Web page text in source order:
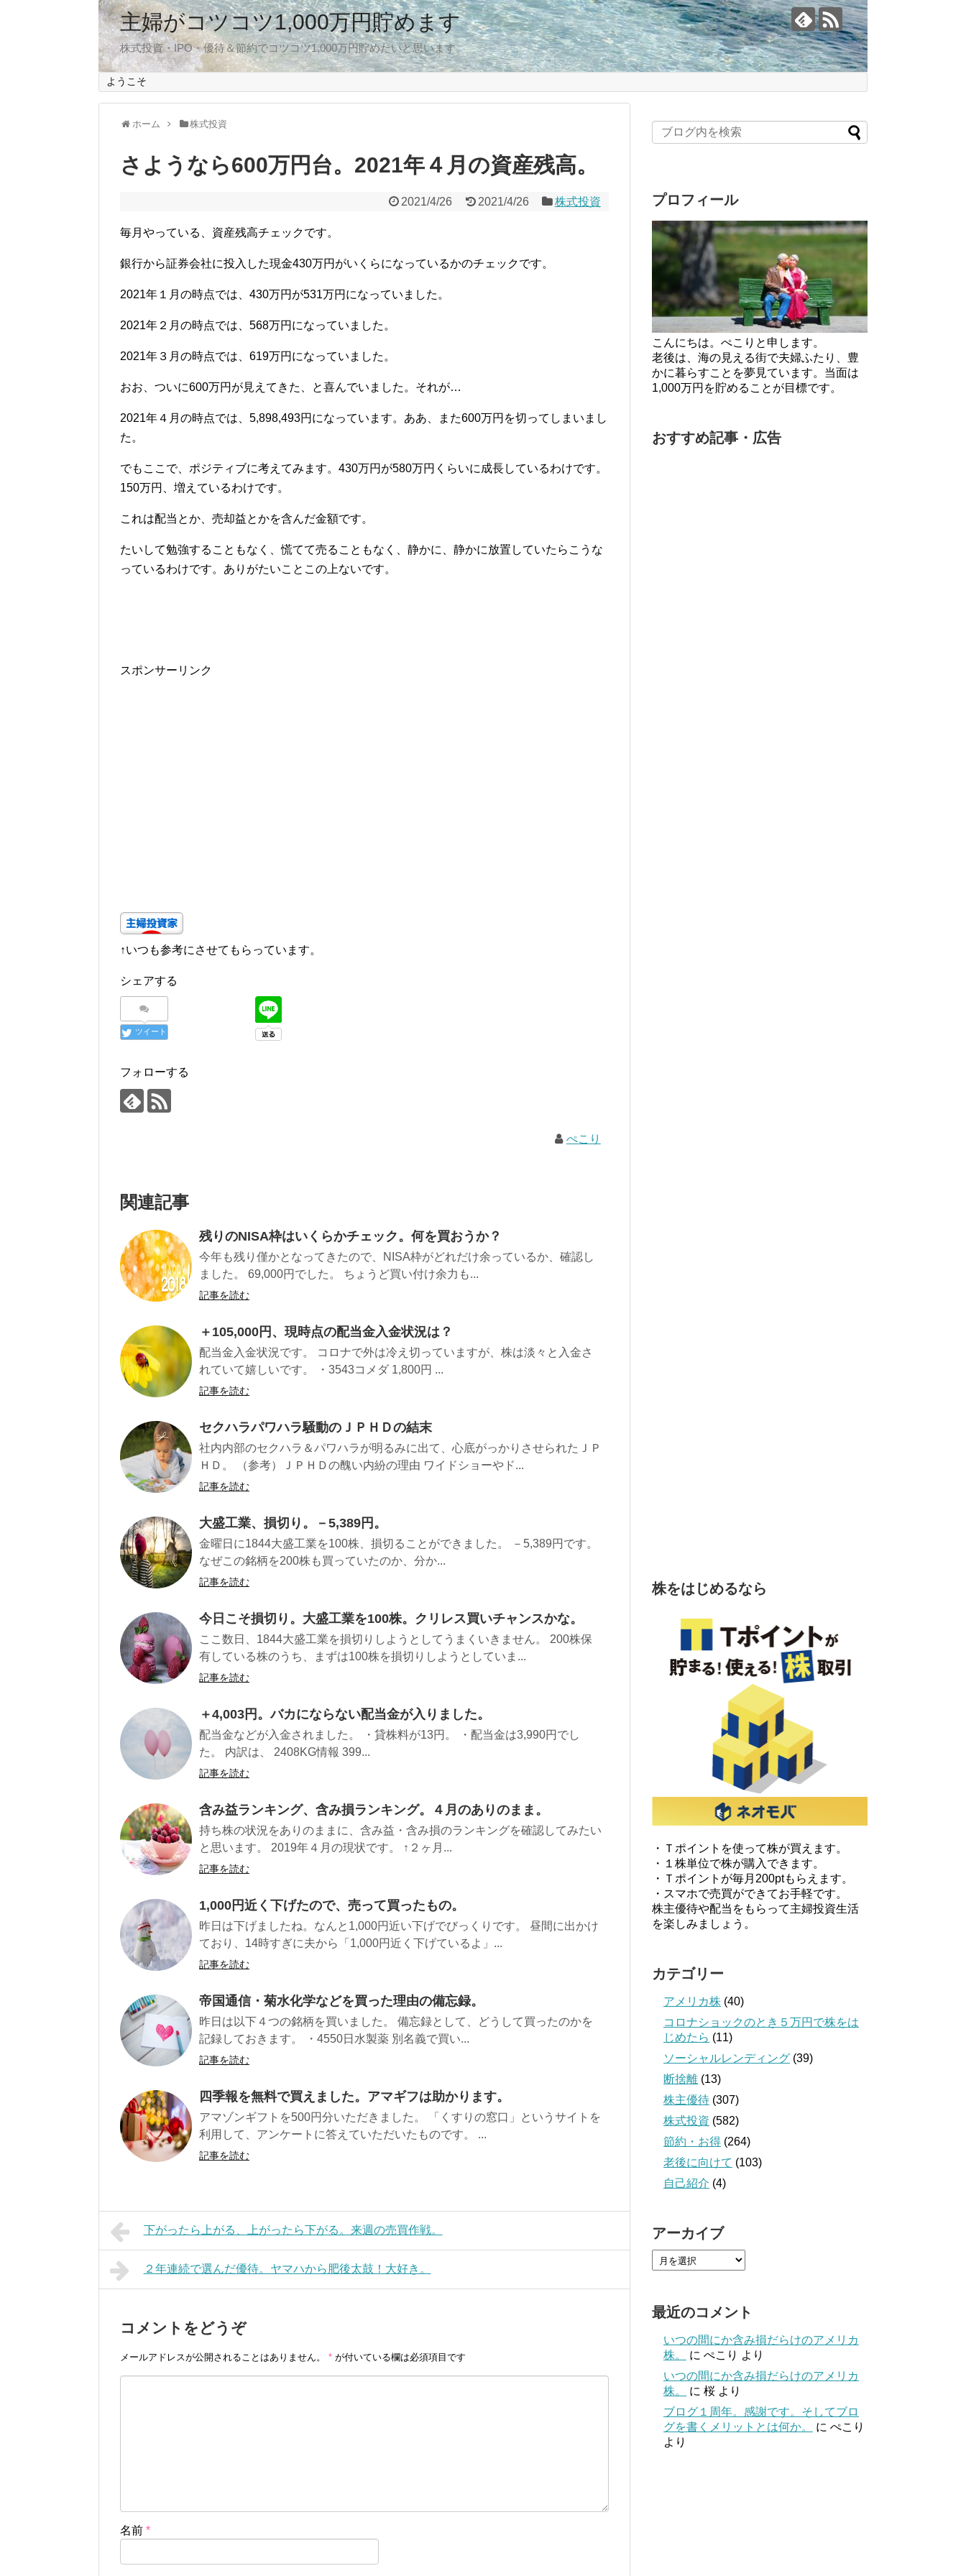
主婦がコツコツ1,000万円貯めます
株式投資・IPO・優待＆節約でコツコツ1,000万円貯めたいと思います。
ようこそ
ホーム 株式投資
さようなら600万円台。2021年４月の資産残高。
2021/4/26 2021/4/26 株式投資
毎月やっている、資産残高チェックです。
銀行から証券会社に投入した現金430万円がいくらになっているかのチェックです。
2021年１月の時点では、430万円が531万円になっていました。
2021年２月の時点では、568万円になっていました。
2021年３月の時点では、619万円になっていました。
おお、ついに600万円が見えてきた、と喜んでいました。それが…
2021年４月の時点では、5,898,493円になっています。ああ、また600万円を切ってしまいまし
た。
でもここで、ポジティブに考えてみます。430万円が580万円くらいに成長しているわけです。
150万円、増えているわけです。
これは配当とか、売却益とかを含んだ金額です。
たいして勉強することもなく、慌てて売ることもなく、静かに、静かに放置していたらこうな
っているわけです。ありがたいことこの上ないです。
スポンサーリンク
↑いつも参考にさせてもらっています。
シェアする
ツイート
フォローする
ぺこり
関連記事
残りのNISA枠はいくらかチェック。何を買おうか？
今年も残り僅かとなってきたので、NISA枠がどれだけ余っているか、確認し
ました。 69,000円でした。 ちょうど買い付け余力も...
記事を読む
＋105,000円、現時点の配当金入金状況は？
配当金入金状況です。 コロナで外は冷え切っていますが、株は淡々と入金さ
れていて嬉しいです。 ・3543コメダ 1,800円 ...
記事を読む
セクハラパワハラ騒動のＪＰＨＤの結末
社内内部のセクハラ＆パワハラが明るみに出て、心底がっかりさせられたＪＰ
ＨＤ。 （参考）ＪＰＨＤの醜い内紛の理由 ワイドショーやド...
記事を読む
大盛工業、損切り。－5,389円。
金曜日に1844大盛工業を100株、損切ることができました。 －5,389円です。
なぜこの銘柄を200株も買っていたのか、分か...
記事を読む
今日こそ損切り。大盛工業を100株。クリレス買いチャンスかな。
ここ数日、1844大盛工業を損切りしようとしてうまくいきません。 200株保
有している株のうち、まずは100株を損切りしようとしていま...
記事を読む
＋4,003円。バカにならない配当金が入りました。
配当金などが入金されました。 ・貸株料が13円。 ・配当金は3,990円でし
た。 内訳は、 2408KG情報 399...
記事を読む
含み益ランキング、含み損ランキング。４月のありのまま。
持ち株の状況をありのままに、含み益・含み損のランキングを確認してみたい
と思います。 2019年４月の現状です。 ↑２ヶ月...
記事を読む
1,000円近く下げたので、売って買ったもの。
昨日は下げましたね。なんと1,000円近い下げでびっくりです。 昼間に出かけ
ており、14時すぎに夫から「1,000円近く下げているよ」...
記事を読む
帝国通信・菊水化学などを買った理由の備忘録。
昨日は以下４つの銘柄を買いました。 備忘録として、どうして買ったのかを
記録しておきます。 ・4550日水製薬 別名義で買い...
記事を読む
四季報を無料で買えました。アマギフは助かります。
アマゾンギフトを500円分いただきました。 「くすりの窓口」というサイトを
利用して、アンケートに答えていただいたものです。 ...
記事を読む
下がったら上がる、上がったら下がる。来週の売買作戦。
２年連続で選んだ優待。ヤマハから肥後太鼓！大好き。
コメントをどうぞ
メールアドレスが公開されることはありません。 * が付いている欄は必須項目です
名前 *
プロフィール
こんにちは。ぺこりと申します。
老後は、海の見える街で夫婦ふたり、豊
かに暮らすことを夢見ています。当面は
1,000万円を貯めることが目標です。
おすすめ記事・広告
株をはじめるなら
・Ｔポイントを使って株が買えます。
・１株単位で株が購入できます。
・Ｔポイントが毎月200ptもらえます。
・スマホで売買ができてお手軽です。
株主優待や配当をもらって主婦投資生活
を楽しみましょう。
カテゴリー
アメリカ株 (40)
コロナショックのとき５万円で株をは
じめたら (11)
ソーシャルレンディング (39)
断捨離 (13)
株主優待 (307)
株式投資 (582)
節約・お得 (264)
老後に向けて (103)
自己紹介 (4)
アーカイブ
最近のコメント
いつの間にか含み損だらけのアメリカ
株。
に ぺこり より
いつの間にか含み損だらけのアメリカ
株。
に 桜 より
ブログ１周年。感謝です。そしてブロ
グを書くメリットとは何か。
に ぺこり
より